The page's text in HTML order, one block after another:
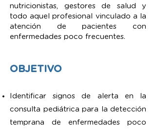
nutricionistas, gestores de salud y
todo aquel profesional vinculado a la
atención de pacientes con
enfermedades poco frecuentes.
OBJETIVO
Identificar signos de alerta en la
consulta pediátrica para la detección
temprana de enfermedades poco